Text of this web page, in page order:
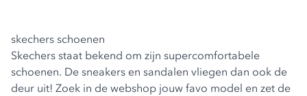
skechers schoenen
Skechers staat bekend om zijn supercomfortabele
schoenen. De sneakers en sandalen vliegen dan ook de
deur uit! Zoek in de webshop jouw favo model en zet de